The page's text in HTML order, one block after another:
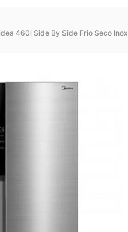
460l Side By Side Frio Seco Inox